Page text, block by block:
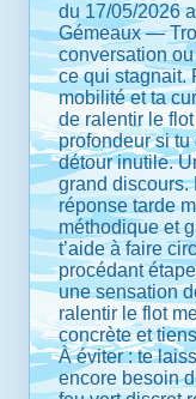
du 17/05/2026
Gémeaux —
conversation
ce qui stagnait.
mobilité et ta
de ralentir le
profondeur si
détour inutile.
grand discours.
réponse tarde
méthodique et
t’aide à faire
procédant
une sensation
ralentir le flot
concrète et
À éviter : te
encore besoin